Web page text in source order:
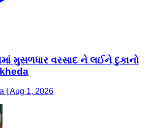
મુસળધાર વરસાદ ને લઈને દુકાનો
| Aug 1, 2026